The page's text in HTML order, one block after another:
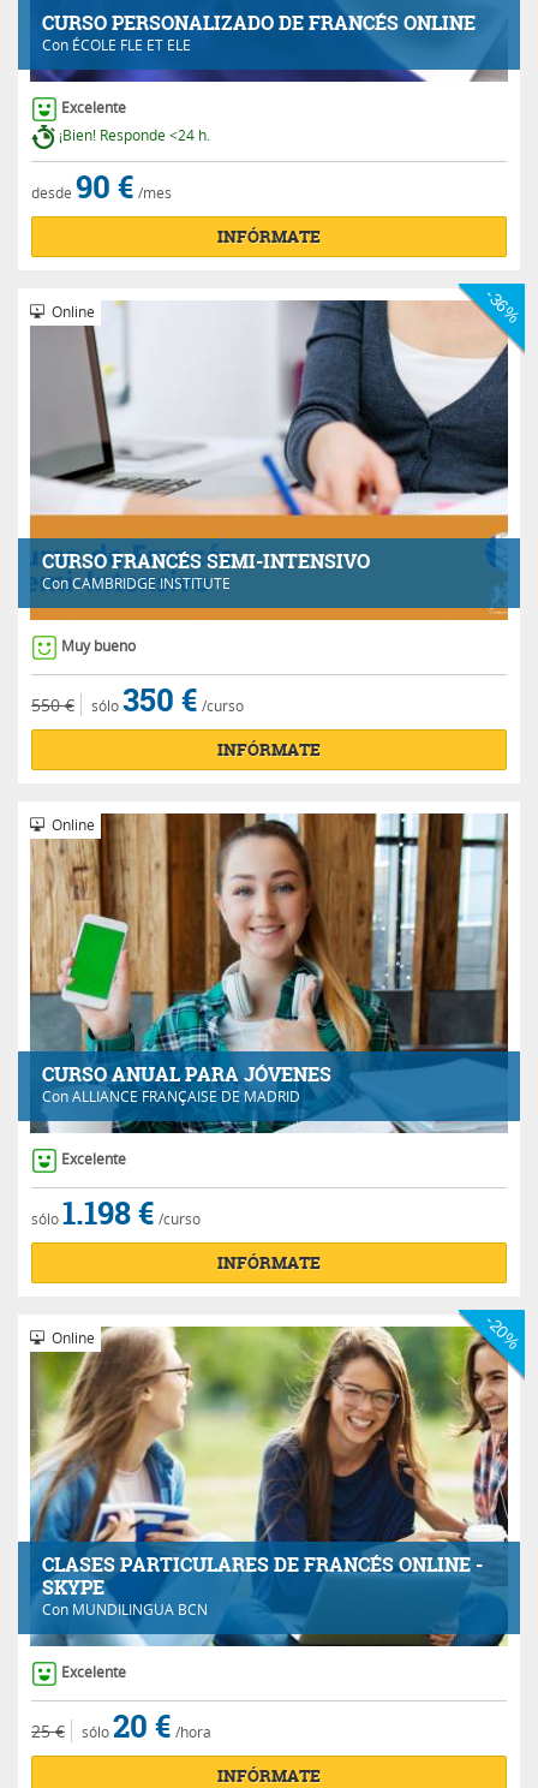
CURSO PERSONALIZADO DE FRANCÉS ONLINE
Con ÉCOLE FLE ET ELE
Excelente
¡Bien! Responde <24 h.
desde 90 € /mes
INFÓRMATE
CURSO FRANCÉS SEMI-INTENSIVO
ConCAMBRIDGE INSTITUTE
Online -36%
Muy bueno
550 € sólo350 € /curso
INFÓRMATE
CURSO ANUAL PARA JÓVENES
ConALLIANCE FRANÇAISE DE MADRID
Online
Excelente
sólo1.198 € /curso
INFÓRMATE
CLASES PARTICULARES DE FRANCÉS ONLINE -
SKYPE
Con MUNDILINGUA BCN
Online -20%
Excelente
25 € sólo20 € /hora
INFÓRMATE